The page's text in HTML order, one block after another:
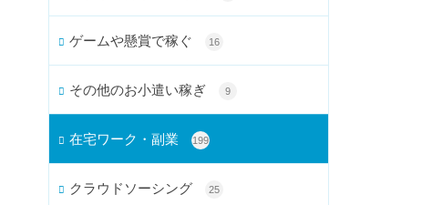
ゲームや懸賞で稼ぐ 16
その他のお小遣い稼ぎ 9
在宅ワーク・副業 199
クラウドソーシング 25